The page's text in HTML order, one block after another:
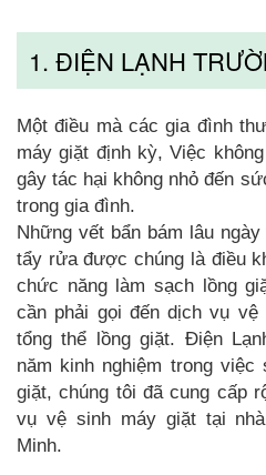
1. ĐIỆN LẠNH
Một điều mà các gia đình
máy giặt định kỳ, Việc
gây tác hại không nhỏ đến
trong gia đình.
Những vết bẩn bám lâu
tẩy rửa được chúng là điều
chức năng làm sạch lồng
cần phải gọi đến dịch vụ
tổng thể lồng giặt. Điện
năm kinh nghiệm trong
giặt, chúng tôi đã cung cấp
vụ vệ sinh máy giặt tại
Minh.